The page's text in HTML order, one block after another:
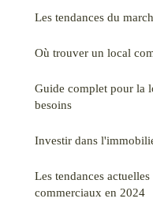
Les tendances du
Où trouver un local
Guide complet pour la
besoins
Investir dans
Les tendances
commerciaux en 2024